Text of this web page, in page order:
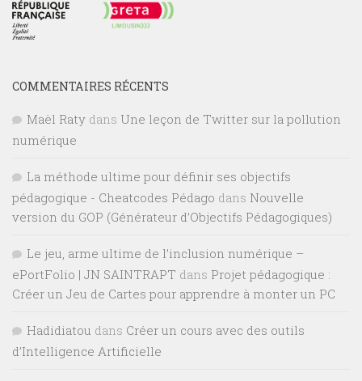
COMMENTAIRES RÉCENTS
Maël Raty dans Une leçon de Twitter sur la pollution
numérique
La méthode ultime pour définir ses objectifs
pédagogique - Cheatcodes Pédago dans Nouvelle
version du GOP (Générateur d’Objectifs Pédagogiques)
Le jeu, arme ultime de l’inclusion numérique –
ePortFolio | JN SAINTRAPT dans Projet pédagogique :
Créer un Jeu de Cartes pour apprendre à monter un PC
Hadidiatou dans Créer un cours avec des outils
d’Intelligence Artificielle